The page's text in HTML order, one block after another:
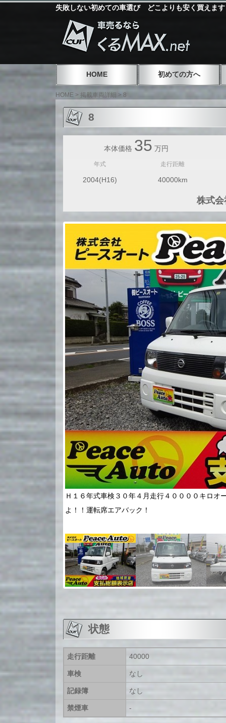
失敗しない初めての車選び どこよりも安く買えま
HOME 初めての方へ
HOME > 掲載車両詳細 > 8
8
本体価格 35 万円
年式 走行距離
2004(H16) 40000km
株式
では手を抜きませ
Ｈ１６年式車検３０年４月走行４００００キロ
よ！！運転席エアバック！
状態
走行距離 40000
車検 なし
記録簿 なし
禁煙車 -